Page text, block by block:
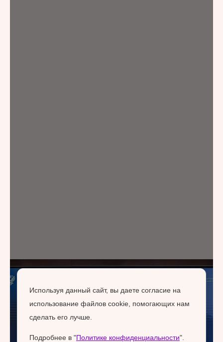
Используя данный сайт, вы даете согласие на
использование файлов cookie, помогающих нам
сделать его лучше.
Подробнее в "Политике конфиденциальности".